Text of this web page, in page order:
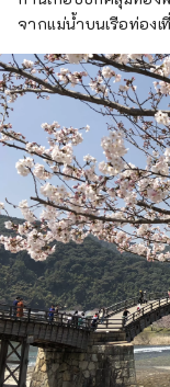
จากแม่น้ำบนเรือท่อง